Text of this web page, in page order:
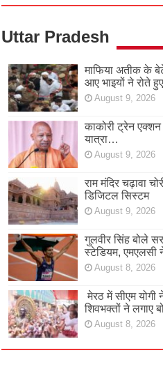
Uttar Pradesh
माफिया अतीक के
आए भाइयों ने रोते
August 9, 2026
काकोरी ट्रेन
यात्रा…
August 9, 2026
राम मंदिर चढ़ावा
डिजिटल सिस्टम
August 9, 2026
गुलवीर सिंह बोले
स्टेडियम, एमएलसी
August 8, 2026
मेरठ में सीएम योगी
शिवभक्तों ने लगाए
August 8, 2026